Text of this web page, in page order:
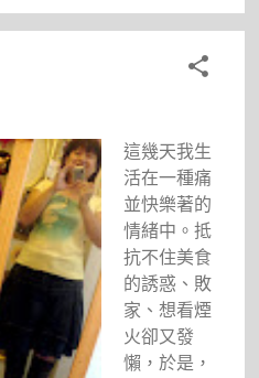
邊放上一盤
真豆腐的照
片給大家比
於珍口味小
吃店。）
這幾天我生
活在一種痛
並快樂著的
情緒中。抵
抗不住美食
的誘惑、敗
家、想看煙
火卻又發
懶，於是，